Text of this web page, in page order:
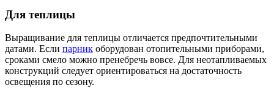
Для теплицы
Выращивание для теплицы отличается предпочтительными
датами. Если парник оборудован отопительными приборами,
сроками смело можно пренебречь вовсе. Для неотапливаемых
конструкций следует ориентироваться на достаточность
освещения по сезону.